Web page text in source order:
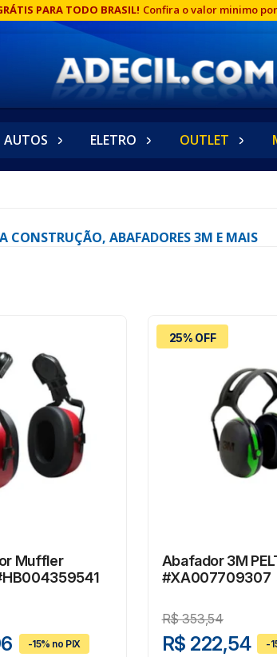
PARA TODO BRASIL! Confira o valor minimo
AUTOS ELETRO OUTLET
CONSTRUÇÃO, ABAFADORES 3M E MAIS
Muffler
25% OFF
Abafador 3M
#XA007709307
R$353,54
R$ 222,54